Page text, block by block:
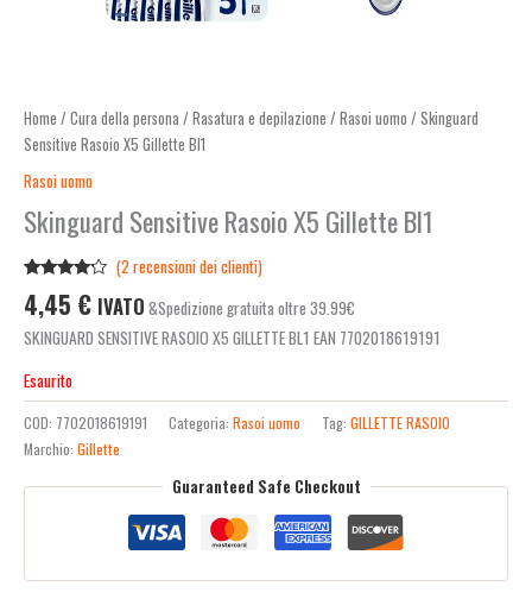
Home / Cura della persona / Rasatura e depilazione / Rasoi uomo / Skinguard
Sensitive Rasoio X5 Gillette Bl1
Rasoi uomo
Skinguard Sensitive Rasoio X5 Gillette Bl1
4.00 su
5 su
base di
(2 recensioni dei clienti)
4,45 € IVATO &Spedizione gratuita oltre 39.99€
SKINGUARD SENSITIVE RASOIO X5 GILLETTE BL1 EAN 7702018619191
Esaurito
COD: 7702018619191 Categoria: Rasoi uomo Tag: GILLETTE RASOIO
Marchio: Gillette
Guaranteed Safe Checkout